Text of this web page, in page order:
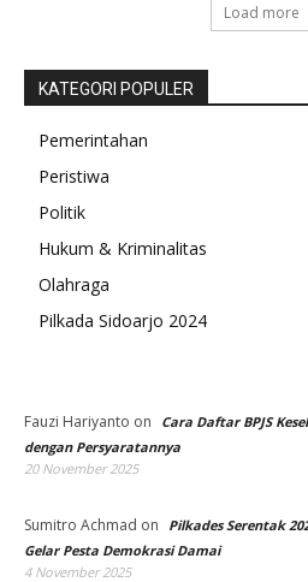
Load more
KATEGORI POPULER
Pemerintahan
Peristiwa
Politik
Hukum & Kriminalitas
Olahraga
Pilkada Sidoarjo 2024
Fauzi Hariyanto on
Cara Daftar BPJS
dengan Persyaratannya
20 November 2025
Sumitro Achmad on
Pilkades Serentak
Gelar Pesta Demokrasi Damai
4 November 2025